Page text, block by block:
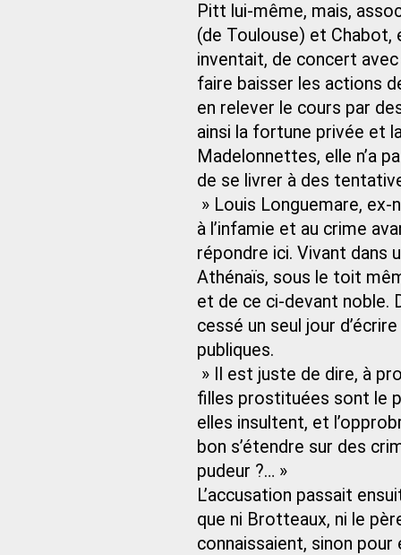
Pitt lui-même, mais,
(de Toulouse) et Chabot,
inventait, de concert
faire baisser les actions
en relever le cours par
ainsi la fortune privée et
Madelonnettes, elle n’a
de se livrer à des
» Louis Longuemare, ex-
à l’infamie et au crime
répondre ici. Vivant dans
Athénaïs, sous le toit
et de ce ci-devant noble.
cessé un seul jour
publiques.
» Il est juste de dire, à
filles prostituées sont le
elles insultent, et
bon s’étendre sur des
pudeur ?… »
L’accusation passait
que ni Brotteaux, ni le
connaissaient, sinon